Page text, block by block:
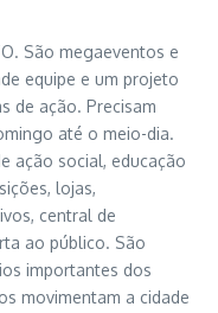
São megaeventos e
equipe e um projeto
de ação. Precisam
até o meio-dia.
ação social, educação
lojas,
central de
ao público. São
importantes dos
movimentam a cidade